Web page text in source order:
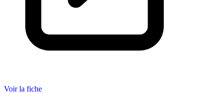
Voir la fiche